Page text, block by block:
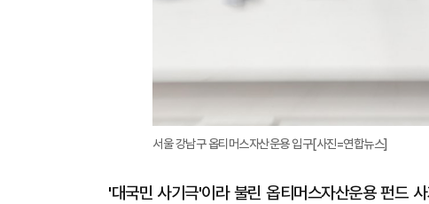
서울 강남구 옵티머스자산운용 입구[사진=연합뉴스]
'대국민 사기극'이라 불린 옵티머스자산운용 펀드